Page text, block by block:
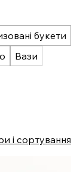
букети
Вази
і сортування